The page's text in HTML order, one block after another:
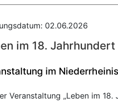
02.06.2026
im 18. Jahrhundert
im
Veranstaltung „Leben im